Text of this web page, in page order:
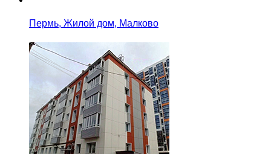
Пермь, Жилой дом, Малково